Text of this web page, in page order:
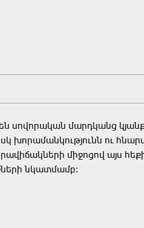
սովորական մարդկանց
խորամանկությունն ու
միջոցով այս
նկատմամբ։